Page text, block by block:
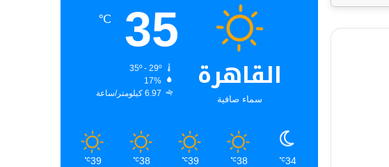
القاهرة
سماء صافية
35
℃
35º - 29º
17%
6.97 كيلومتر/ساعة
34
℃
38
℃
39
℃
38
℃
39
℃